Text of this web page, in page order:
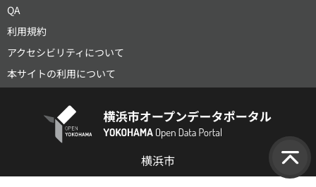
QA
利用規約
アクセシビリティについて
本サイトの利用について
横浜市